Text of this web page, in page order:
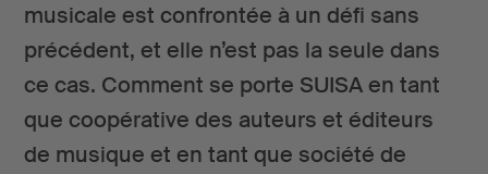
musicale est confrontée à un défi sans
précédent, et elle n’est pas la seule dans
ce cas. Comment se porte SUISA en tant
que coopérative des auteurs et éditeurs
de musique et en tant que société de